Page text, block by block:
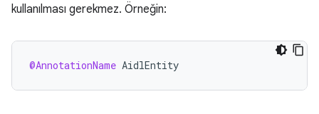
kullanılması gerekmez. Örneğin:
@AnnotationName AidlEntity